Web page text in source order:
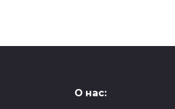
О нас: